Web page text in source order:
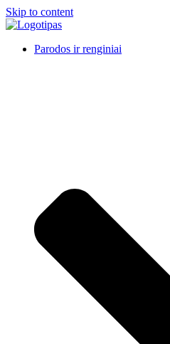
Skip to content
Parodos ir renginiai